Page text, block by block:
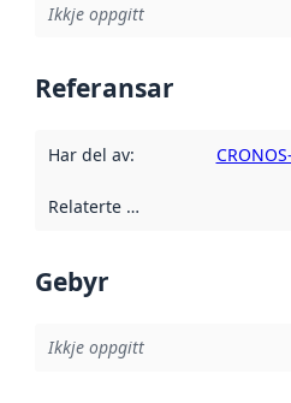
Ikkje oppgitt
Referansar
Har del av:
Relaterte ressursar
Gebyr
Ikkje oppgitt